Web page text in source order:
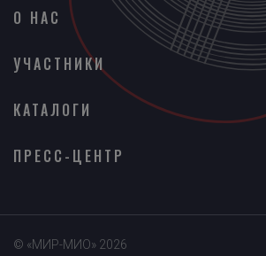
О НАС
УЧАСТНИКИ
КАТАЛОГИ
ПРЕСС-ЦЕНТР
© «МИР-МИО» 2026